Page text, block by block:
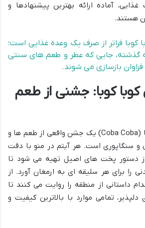
آماده ارائه بهترین پیشنهادها و
هستند.
کوبا فراتر از صرف یک وعده غذایی است؛
جایی که عطر و طعم های سنتی
بازسازی می شوند.
کوبا کوبا: جشنی از طعم
منوی رستوران کوبا کوبا (Coba Coba) یک جشن واقعی از طعم ها و
و سنگاپوری است. هر آیتم در منو با دقت
از دستور پخت های اصیل تهیه می شود تا
را برای هر سلیقه ای به ارمغان آورد. از
داستانی از منطقه را روایت می کنند تا
تمامی موارد با بالاترین کیفیت و